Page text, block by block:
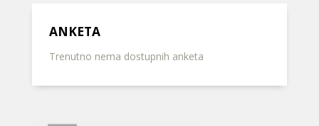
ANKETA
Trenutno nema dostupnih anketa